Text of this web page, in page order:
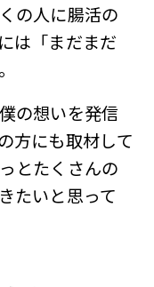
の人に腸活の
は「まだまだ
の想いを発信
方にも取材して
とたくさんの
たいと思って